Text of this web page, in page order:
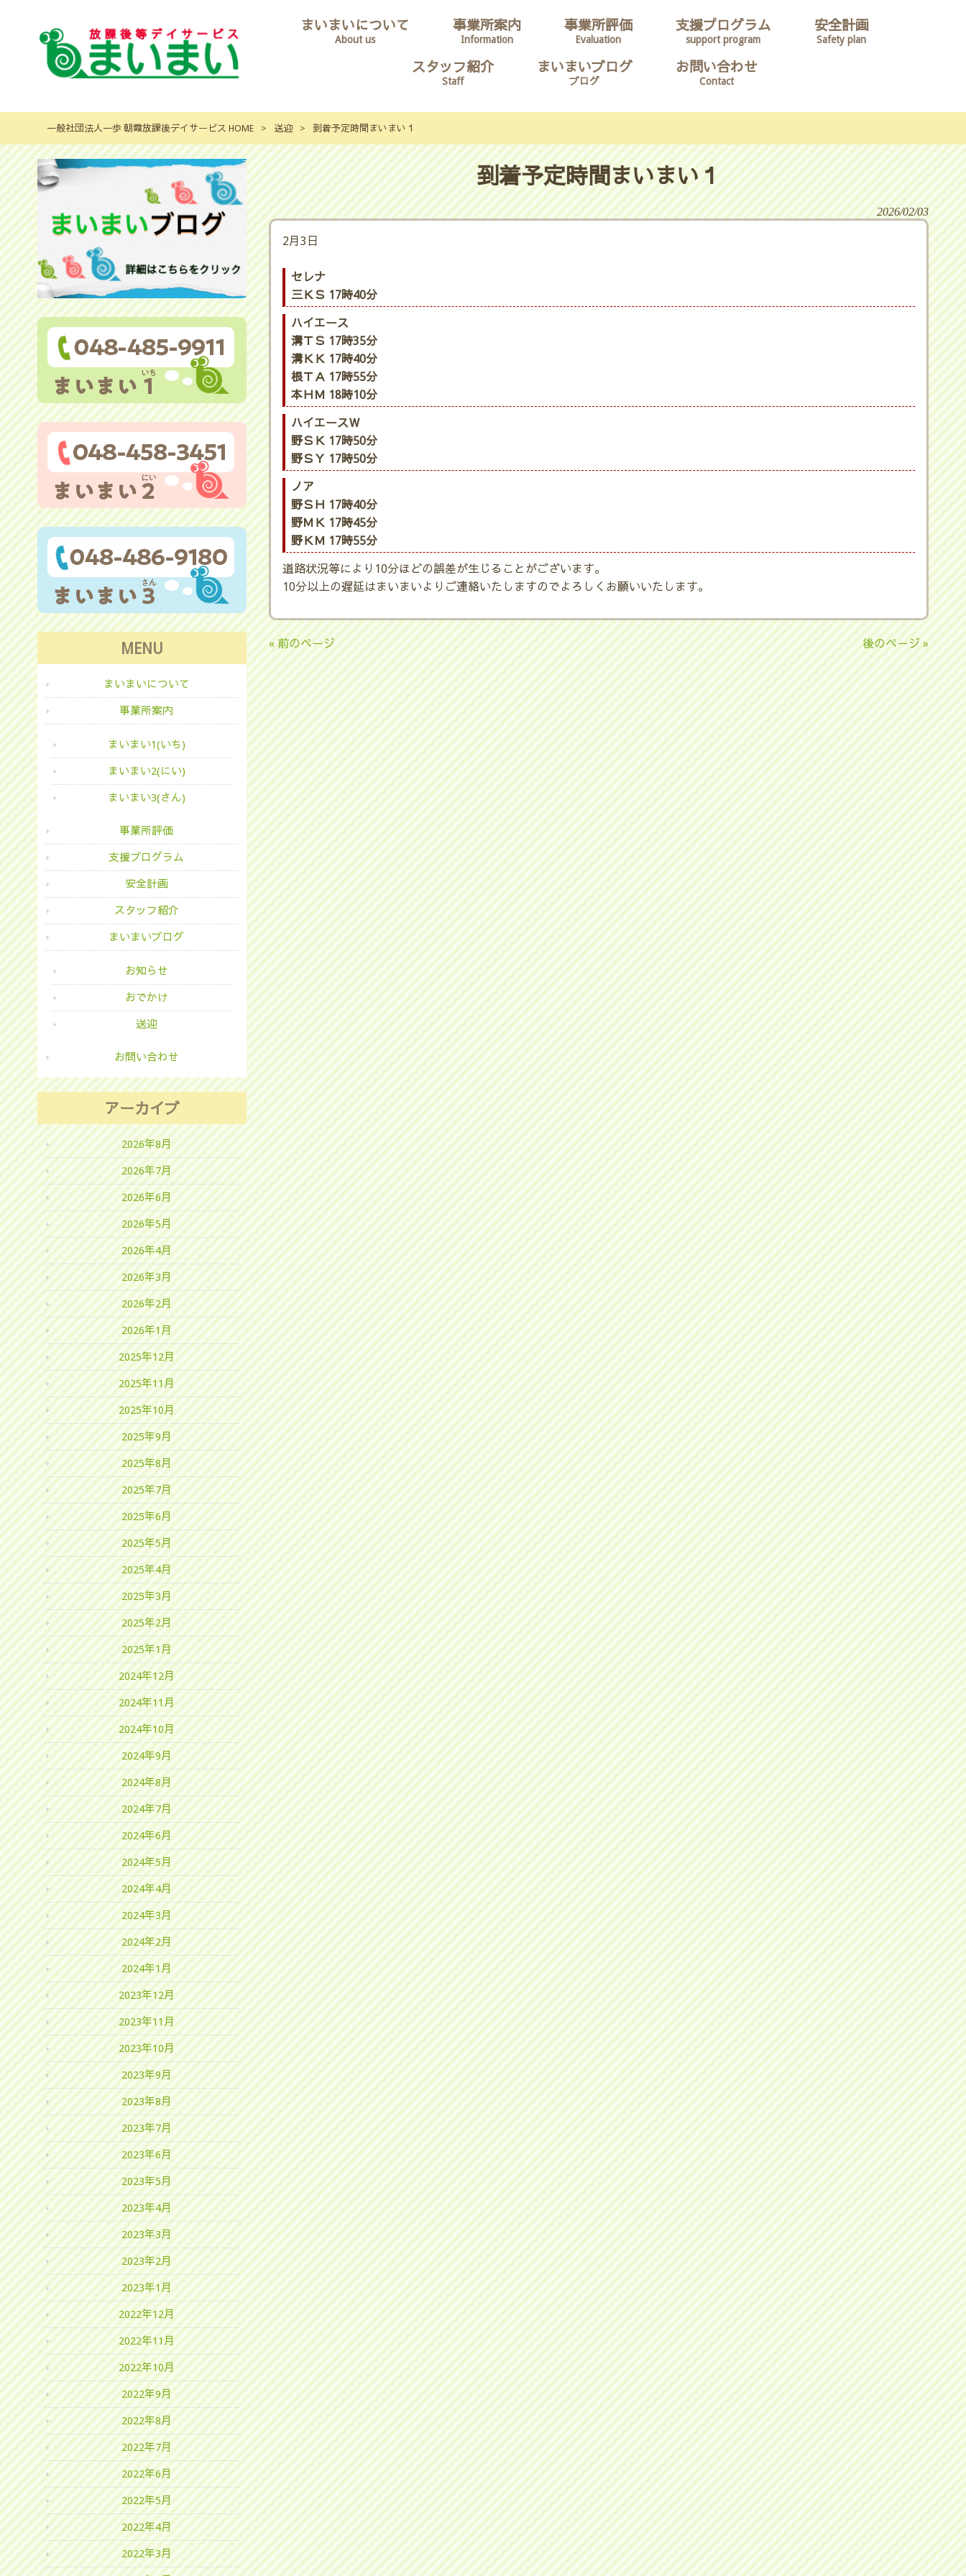
まいまいについて
About us
事業所案内
Information
事業所評価
Evaluation
支援プログラム
support program
安全計画
Safety plan
スタッフ紹介
Staff
まいまいブログ
ブログ
お問い合わせ
Contact
一般社団法人一歩 朝霞放課後デイサービス HOME > 送迎 > 到着予定時間まいまい１
到着予定時間まいまい１
2026/02/03
2月3日
セレナ
三ＫＳ 17時40分
ハイエース
溝ＴＳ 17時35分
溝ＫＫ 17時40分
根ＴＡ 17時55分
本ＨＭ 18時10分
ハイエースＷ
野ＳＫ 17時50分
野ＳＹ 17時50分
ノア
野ＳＨ 17時40分
野ＭＫ 17時45分
野ＫＭ 17時55分
道路状況等により10分ほどの誤差が生じることがございます。
10分以上の遅延はまいまいよりご連絡いたしますのでよろしくお願いいたします。
« 前のページ 後のページ »
MENU
まいまいについて
事業所案内
まいまい1(いち)
まいまい2(にい)
まいまい3(さん)
事業所評価
支援プログラム
安全計画
スタッフ紹介
まいまいブログ
お知らせ
おでかけ
送迎
お問い合わせ
アーカイブ
2026年8月
2026年7月
2026年6月
2026年5月
2026年4月
2026年3月
2026年2月
2026年1月
2025年12月
2025年11月
2025年10月
2025年9月
2025年8月
2025年7月
2025年6月
2025年5月
2025年4月
2025年3月
2025年2月
2025年1月
2024年12月
2024年11月
2024年10月
2024年9月
2024年8月
2024年7月
2024年6月
2024年5月
2024年4月
2024年3月
2024年2月
2024年1月
2023年12月
2023年11月
2023年10月
2023年9月
2023年8月
2023年7月
2023年6月
2023年5月
2023年4月
2023年3月
2023年2月
2023年1月
2022年12月
2022年11月
2022年10月
2022年9月
2022年8月
2022年7月
2022年6月
2022年5月
2022年4月
2022年3月